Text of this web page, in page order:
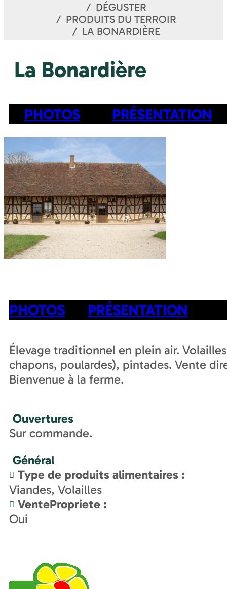
DÉGUSTER
PRODUITS DU TERROIR
LA BONARDIÈRE
La Bonardière
PHOTOS PRÉSENTATION
PHOTOS PRÉSENTATION
Élevage traditionnel en plein air.
chapons, poulardes), pintades. Vente
Bienvenue à la ferme.
Ouvertures
Sur commande.
Général
Type de produits alimentaires :
Viandes, Volailles
VentePropriete :
Oui